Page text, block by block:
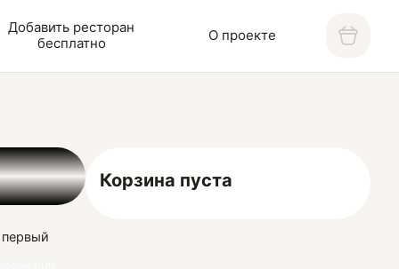
Добавить ресторан
бесплатно
О проекте
Корзина пуста